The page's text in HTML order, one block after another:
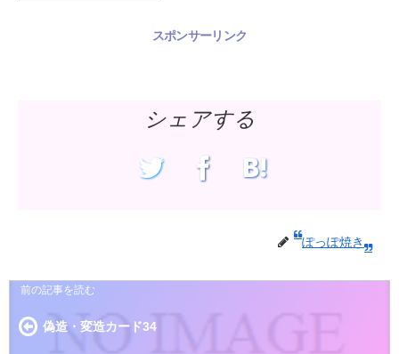
スポンサーリンク
シェアする
ぽっぽ焼き
偽造・変造カード34